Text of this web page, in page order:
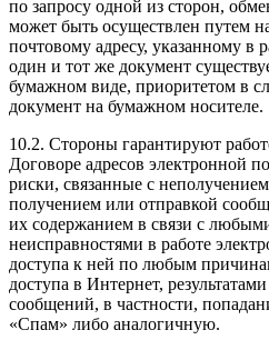
по запросу одной из сторон,
может быть осуществлен путем
почтовому адресу, указанному в
один и тот же документ
бумажном виде, приоритетом в
документ на бумажном носителе.
10.2. Стороны гарантируют
Договоре адресов электронной
риски, связанные с
получением или отправкой
их содержанием в связи с
неисправностями в работе
доступа к ней по любым
доступа в Интернет,
сообщений, в частности,
«Спам» либо аналогичную.